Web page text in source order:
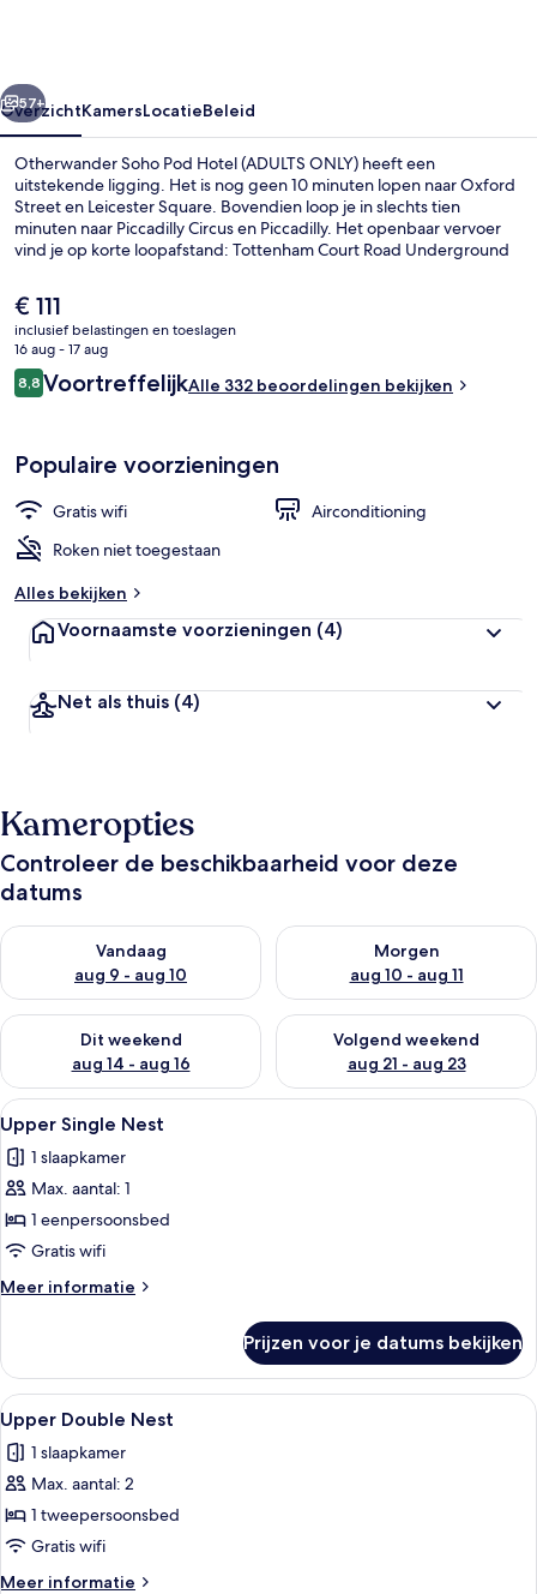
Volgende
57+
OverzichtKamersLocatieBeleid
Otherwander Soho Pod Hotel (ADULTS ONLY) heeft een
uitstekende ligging. Het is nog geen 10 minuten lopen naar Oxford
Street en Leicester Square. Bovendien loop je in slechts tien
minuten naar Piccadilly Circus en Piccadilly. Het openbaar vervoer
vind je op korte loopafstand: Tottenham Court Road Underground
minuten verderop.
De
huidige
prijs
is
€ 111
€ 111
inclusief belastingen en toeslagen
16 aug - 17 aug
Beoordelingen
8,88,8 op 10 –
VoortreffelijkAlle 332 beoordelingen bekijken
Populaire voorzieningen
Gratis wifi
Airconditioning
Roken niet toegestaan
Alles bekijken
Voornaamste voorzieningen (4)
Net als thuis (4)
Kameropties
Controleer de beschikbaarheid voor deze
datums
Vandaag
aug 9 - aug 10
De beschikbaarheid controleren voor vanavond aug 9 - aug
Morgen
aug 10 - aug 11
De beschikbaarheid
Dit weekend
aug 14 - aug 16
De beschikbaarheid controleren voor dit weekend aug 14 -
Volgend weekend
aug 21 - aug 23
De beschikbaarheid
Alle
foto's
voor
Upper
Single
Nest
laden
Geluiddichte muren, gratis wifi,
15
Upper Single Nest
1 slaapkamer
Max. aantal: 1
1 eenpersoonsbed
Gratis wifi
Meer informatie
Meer
Single
Nest
Prijzen voor je datums bekijken
Alle
foto's
voor
Upper
Double
Nest
laden
Een kleine kamer met een bed, een
15
Upper Double Nest
1 slaapkamer
Max. aantal: 2
1 tweepersoonsbed
Gratis wifi
Meer informatie
Meer